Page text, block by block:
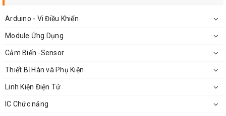
Arduino - Vi Điều Khiển
Module Ứng Dụng
Cảm Biến -Sensor
Thiết Bị Hàn và Phụ Kiện
Linh Kiện Điện Tử
IC Chức năng